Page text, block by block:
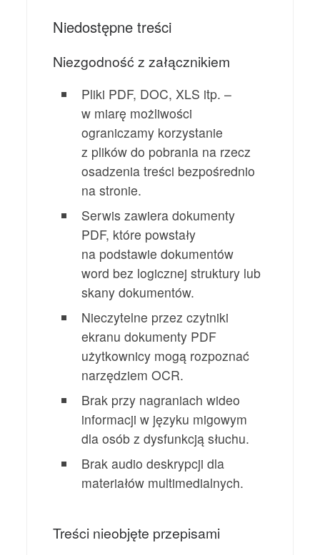
Niedostępne treści
Niezgodność z załącznikiem
Pliki PDF, DOC, XLS itp. –
w miarę możliwości
ograniczamy korzystanie
z plików do pobrania na rzecz
osadzenia treści bezpośrednio
na stronie.
Serwis zawiera dokumenty
PDF, które powstały
na podstawie dokumentów
word bez logicznej struktury lub
skany dokumentów.
Nieczytelne przez czytniki
ekranu dokumenty PDF
użytkownicy mogą rozpoznać
narzędziem OCR.
Brak przy nagraniach wideo
informacji w języku migowym
dla osób z dysfunkcją słuchu.
Brak audio deskrypcji dla
materiałów multimedialnych.
Treści nieobjęte przepisami